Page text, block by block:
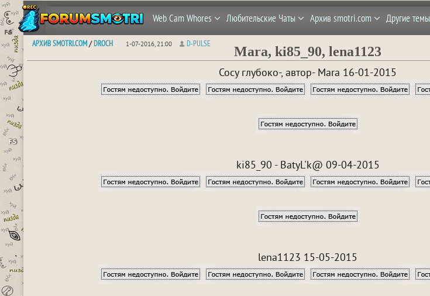
Web Cam Whores Любительские Чаты Архив smotri.com Другие темы
АРХИВ SMOTRI.COM/DROCH 1-07-2016, 21:00 D-PULSE
Mara, ki85_90, lena1123
Сосу глубоко-, автор- Mara 16-01-2015
ki85_90 - BatyL'k@ 09-04-2015
lena1123 15-05-2015